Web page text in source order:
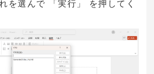
を選んで 「実行」 を押してく